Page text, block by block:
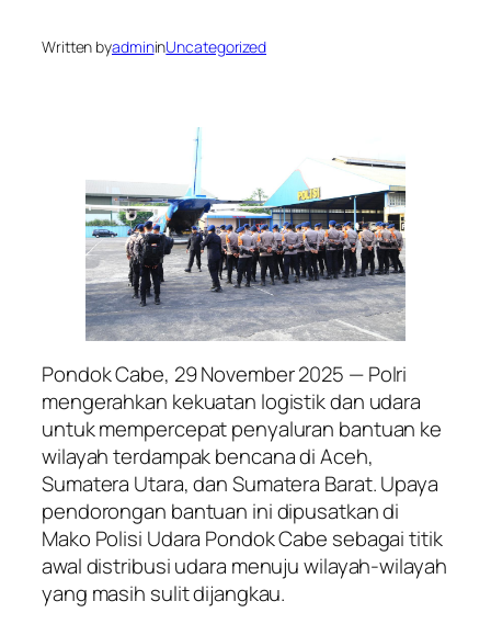
Written byadmininUncategorized
Pondok Cabe, 29 November 2025 — Polri
mengerahkan kekuatan logistik dan udara
untuk mempercepat penyaluran bantuan ke
wilayah terdampak bencana di Aceh,
Sumatera Utara, dan Sumatera Barat. Upaya
pendorongan bantuan ini dipusatkan di
Mako Polisi Udara Pondok Cabe sebagai titik
awal distribusi udara menuju wilayah-wilayah
yang masih sulit dijangkau.